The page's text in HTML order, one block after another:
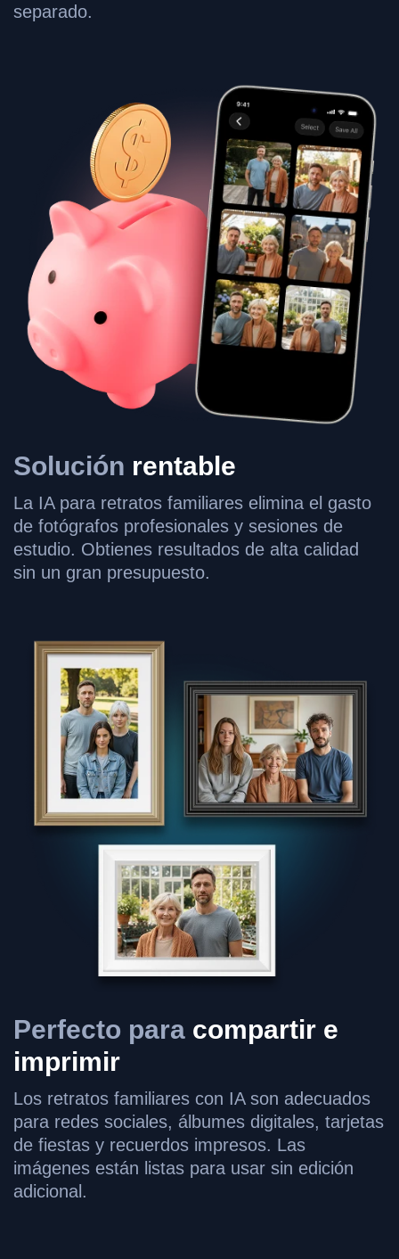
separado.
Solución rentable
La IA para retratos familiares elimina el gasto
de fotógrafos profesionales y sesiones de
estudio. Obtienes resultados de alta calidad
sin un gran presupuesto.
Perfecto para compartir e
imprimir
Los retratos familiares con IA son adecuados
para redes sociales, álbumes digitales, tarjetas
de fiestas y recuerdos impresos. Las
imágenes están listas para usar sin edición
adicional.